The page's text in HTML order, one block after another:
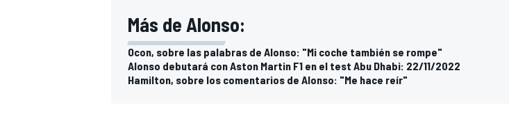
Más de Alonso:
Ocon, sobre las palabras de Alonso: "Mi coche también se rompe"
Alonso debutará con Aston Martin F1 en el test Abu Dhabi: 22/11/2022
Hamilton, sobre los comentarios de Alonso: "Me hace reír"